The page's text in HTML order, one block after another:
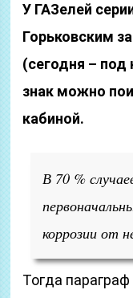
У ГАЗелей
Горьковским
(сегодня – под
знак можно
кабиной.
В 70 %
коррозии от
Тогда